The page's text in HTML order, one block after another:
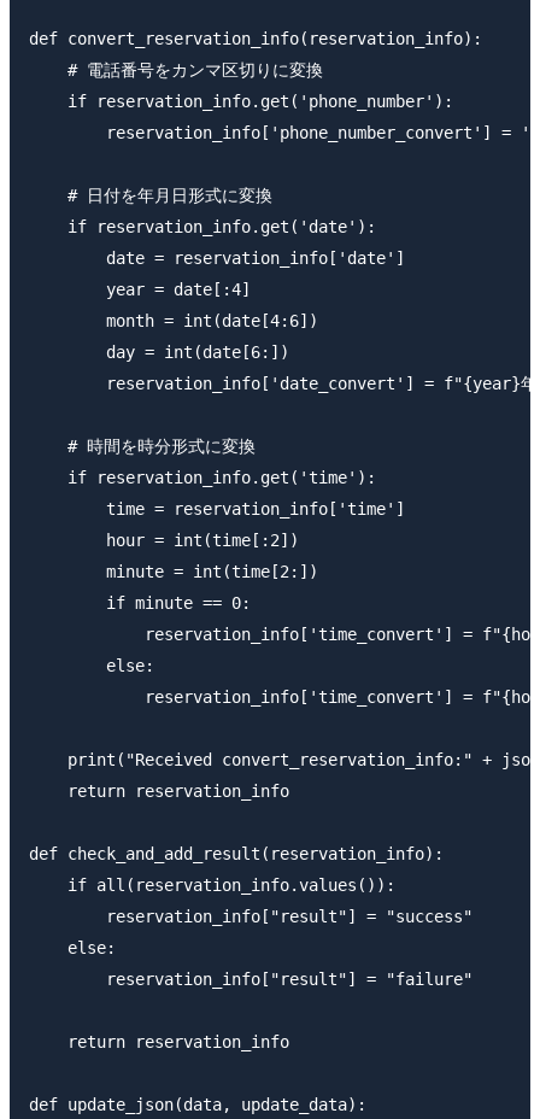
def convert_reservation_info(reservation_info):
    # 電話番号をカンマ区切りに変換
    if reservation_info.get('phone_number'):
reservation_info['phone_number_convert'] =
    # 日付を年月日形式に変換
    if reservation_info.get('date'):
        date = reservation_info['date']
        year = date[:4]
        month = int(date[4:6])
        day = int(date[6:])
reservation_info['date_convert'] = f"{year}
    # 時間を時分形式に変換
    if reservation_info.get('time'):
        time = reservation_info['time']
        hour = int(time[:2])
        minute = int(time[2:])
        if minute == 0:
reservation_info['time_convert'] =
        else:
reservation_info['time_convert'] =
print("Received convert_reservation_info:" +
    return reservation_info
def check_and_add_result(reservation_info):
    if all(reservation_info.values()):
        reservation_info["result"] = "success"
    else:
        reservation_info["result"] = "failure"
    return reservation_info
def update_json(data, update_data):